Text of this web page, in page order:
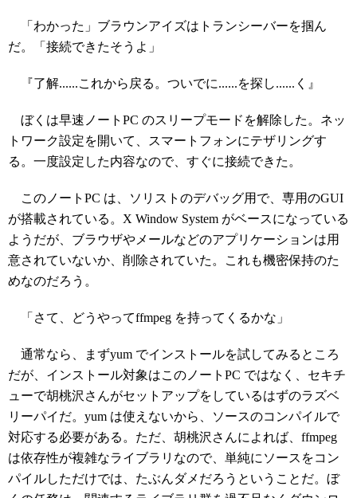
「わかった」ブラウンアイズはトランシーバーを掴ん
だ。「接続できたそうよ」
『了解......これから戻る。ついでに......を探し......く』
ぼくは早速ノートPC のスリープモードを解除した。ネッ
トワーク設定を開いて、スマートフォンにテザリングす
る。一度設定した内容なので、すぐに接続できた。
このノートPC は、ソリストのデバッグ用で、専用のGUI
が搭載されている。X Window System がベースになっている
ようだが、ブラウザやメールなどのアプリケーションは用
意されていないか、削除されていた。これも機密保持のた
めなのだろう。
「さて、どうやってffmpeg を持ってくるかな」
通常なら、まずyum でインストールを試してみるところ
だが、インストール対象はこのノートPC ではなく、セキチ
ューで胡桃沢さんがセットアップをしているはずのラズベ
リーパイだ。yum は使えないから、ソースのコンパイルで
対応する必要がある。ただ、胡桃沢さんによれば、ffmpeg
は依存性が複雑なライブラリなので、単純にソースをコン
パイルしただけでは、たぶんダメだろうということだ。ぼ